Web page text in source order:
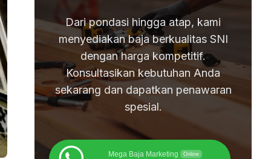
Dari pondasi hingga atap, kami
menyediakan baja berkualitas SNI
dengan harga kompetitif.
Konsultasikan kebutuhan Anda
sekarang dan dapatkan penawaran
spesial.
Mega Baja Marketing Online